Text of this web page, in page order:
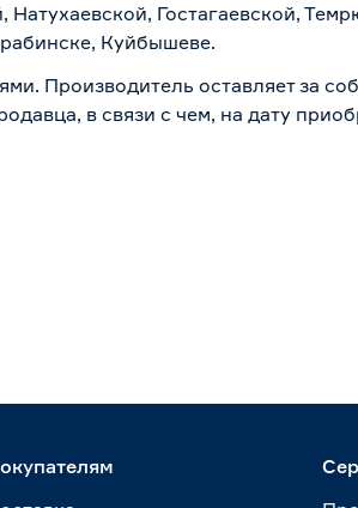
Гостагаевской,
Куйбышеве.
Производитель оставляет за
в связи с чем, на дату